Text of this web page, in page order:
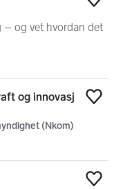
– og vet hvordan det
og innovasj
(Nkom)